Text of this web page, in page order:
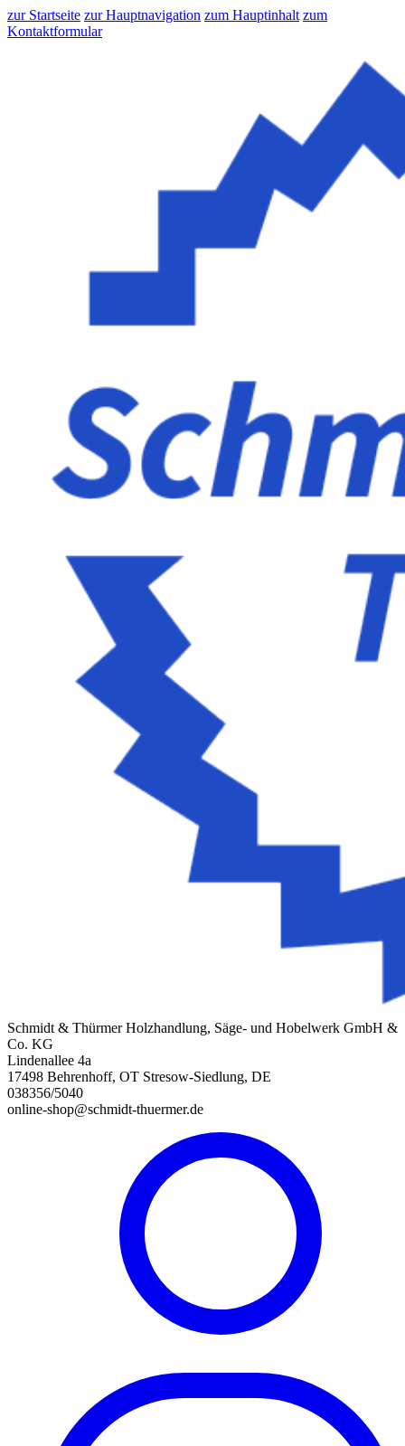
zur Startseite zur Hauptnavigation zum Hauptinhalt zum
Kontaktformular
Schmidt & Thürmer Holzhandlung, Säge- und Hobelwerk GmbH &
Co. KG
Lindenallee 4a
17498 Behrenhoff, OT Stresow-Siedlung, DE
038356/5040
online-shop@schmidt-thuermer.de